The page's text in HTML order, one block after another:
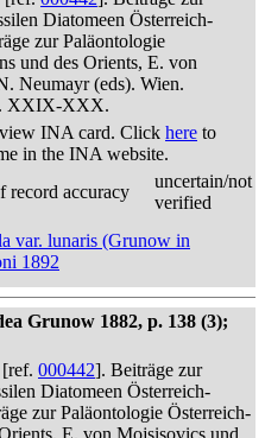
Diatomeen Österreich-
zur Paläontologie
und des Orients, E. von
Neumayr (eds). Wien.
XXIX-XXX.
INA card. Click here to
in the INA website.
record accuracy
uncertain/not
verified
var. lunaris (Grunow in
1892
Grunow 1882, p. 138 (3);
000442]. Beiträge zur
Diatomeen Österreich-
zur Paläontologie Österreich-
E. von Mojsisovics und